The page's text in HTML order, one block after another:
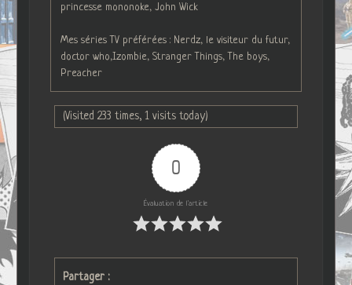
princesse mononoke, John Wick
Mes séries TV préférées : Nerdz, le visiteur du futur,
doctor who,Izombie, Stranger Things, The boys,
Preacher
(Visited 233 times, 1 visits today)
0
Évaluation de l'article
Partager :